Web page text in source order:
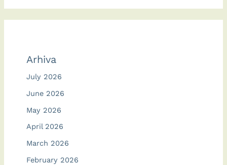
Arhiva
July 2026
June 2026
May 2026
April 2026
March 2026
February 2026